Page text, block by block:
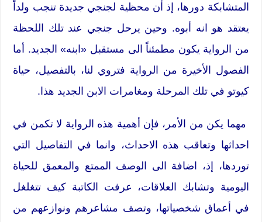
المتشابكة دورها، إذ أن محظية لجنجي جديدة تنجب ولداً
يعتقد هو انه أبوه. وحين يرحل جنجي عند تلك اللحظة
من الرواية يكون مطمئناً الى مستقبل «ابنه» الجديد. أما
الفصول الأخيرة من الرواية فتروي لنا، بالتفصيل، حياة
كيوتو في تلك المرحلة ومغامرات الابن الجديد هذا.
مهما يكن من الأمر، فإن أهمية هذه الرواية لا تكمن في
احداثها وتعاقب هذه الاحداث، وانما في التفاصيل التي
توردها، إذ، اضافة الى الوصف الممتع والمعمق للحياة
اليومية وتشابك العلاقات، عرفت الكاتبة كيف تتغلغل
في أعماق شخصياتها، وتصف مشاعرهم ونوازعهم من